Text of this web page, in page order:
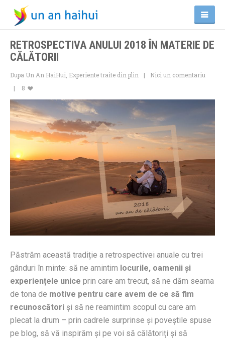
RETROSPECTIVA ANULUI 2018 ÎN MATERIE DE
CĂLĂTORII
Dupa Un An HaiHui Experiente traite din plin
Nici un comentariu
8
Păstrăm această tradiție a retrospectivei anuale cu trei
gânduri în minte: să ne amintim locurile, oamenii și
experiențele unice prin care am trecut, să ne dăm seama
de tona de motive pentru care avem de ce să fim
recunoscători și să ne reamintim scopul cu care am
plecat la drum – prin cadrele surprinse și poveștile spuse
pe blog, să vă inspirăm și pe voi să călătoriți și să